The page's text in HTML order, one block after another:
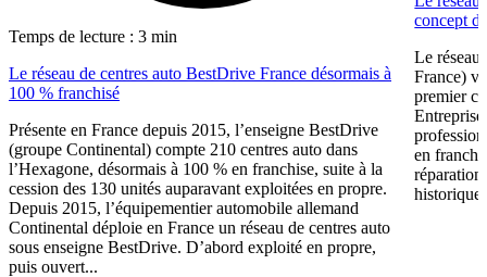
Temps de lecture : 3 min
Le réseau de centres auto BestDrive France désormais à
100 % franchisé
Présente en France depuis 2015, l’enseigne BestDrive
(groupe Continental) compte 210 centres auto dans
l’Hexagone, désormais à 100 % en franchise, suite à la
cession des 130 unités auparavant exploitées en propre.
Depuis 2015, l’équipementier automobile allemand
Continental déploie en France un réseau de centres auto
sous enseigne BestDrive. D’abord exploité en propre,
puis ouvert...
concept
Le réseau
France)
premier
en
historique